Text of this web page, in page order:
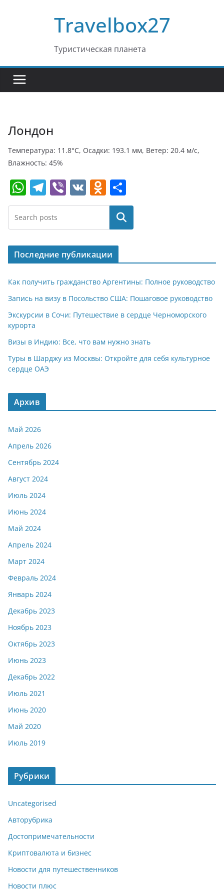
Travelbox27
Туристическая планета
Лондон
Температура: 11.8°C, Осадки: 193.1 мм, Ветер: 20.4 м/с,
Влажность: 45%
W
h
at
s
A
p
p
T
el
e
gr
a
m
Vi
b
V
K
O
d
o
kl
a
ss
ni
ki
т
п
р
в
и
т
ь
Поиск
Последние публикации
Как получить гражданство Аргентины: Полное руководство
Запись на визу в Посольство США: Пошаговое руководство
Экскурсии в Сочи: Путешествие в сердце Черноморского
курорта
Визы в Индию: Все, что вам нужно знать
Туры в Шарджу из Москвы: Откройте для себя культурное
сердце ОАЭ
Архив
Май 2026
Апрель 2026
Сентябрь 2024
Август 2024
Июль 2024
Июнь 2024
Май 2024
Апрель 2024
Март 2024
Февраль 2024
Январь 2024
Декабрь 2023
Ноябрь 2023
Октябрь 2023
Июнь 2023
Декабрь 2022
Июль 2021
Июнь 2020
Май 2020
Июль 2019
Рубрики
Uncategorised
Авторубрика
Достопримечательности
Криптовалюта и бизнес
Новости для путешественников
Новости плюс